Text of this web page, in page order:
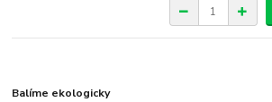
Balíme ekologicky